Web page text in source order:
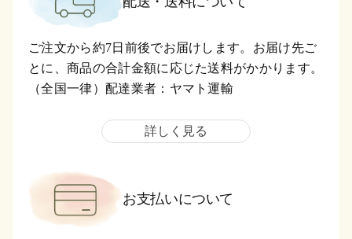
ご注文から約7日前後でお届けします。お届け先ご
とに、商品の合計金額に応じた送料がかかります。
（全国一律）配達業者：ヤマト運輸
詳しく見る
お支払いについて